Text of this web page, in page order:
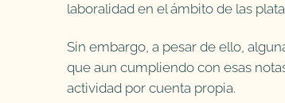
laboralidad en el ámbito de las
Sin embargo, a pesar de ello,
que aun cumpliendo con esas
actividad por cuenta propia.